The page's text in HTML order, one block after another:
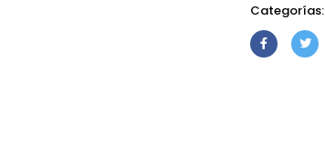
Categorías: